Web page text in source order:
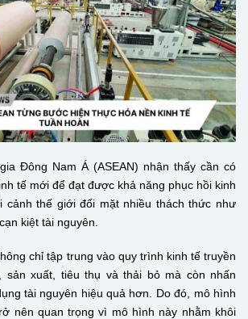
Đông Nam Á (ASEAN) nhận thấy cần có
tế mới để đạt được khả năng phục hồi kinh
cảnh thế giới đối mặt nhiều thách thức như
kiệt tài nguyên.
chỉ tập trung vào quy trình kinh tế truyền
sản xuất, tiêu thụ và thải bỏ mà còn nhấn
tài nguyên hiệu quả hơn. Do đó, mô hình
nên quan trọng vì mô hình này nhằm khôi